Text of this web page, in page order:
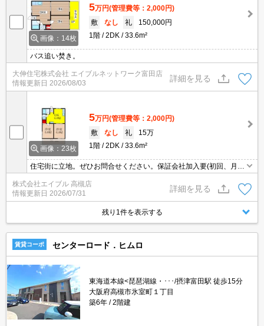
画像：14枚
5万円(管理費等：2,000円)
敷
なし 礼
150,000円
1階
2DK 33.6m²
バス追い焚き。
大伸住宅株式会社 エイブルネットワーク富田店
情報更新日 2026/08/03
詳細を見る
画像：23枚
5万円(管理費等：2,000円)
敷
なし 礼
15万
1階
2DK 33.6m²
住宅街に立地。ぜひお問合せください。保証会社加入要(初回、月額
総支払額の100%)。
株式会社エイブル 高槻店
情報更新日 2026/07/31
詳細を見る
残り1件を表示する
賃貸コーポ センターロード．ヒムロ
東海道本線<琵琶湖線・･･･/摂津富田駅 徒歩15分
大阪府高槻市氷室町１丁目
築6年
2階建